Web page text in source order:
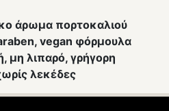
​​άρωμα πορτοκαλιού
vegan φόρμουλα
μη λιπαρό, γρήγορη
λεκέδες